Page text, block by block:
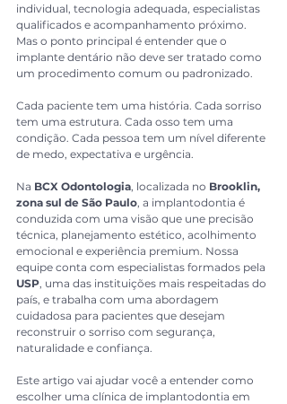
individual, tecnologia adequada, especialistas
qualificados e acompanhamento próximo.
Mas o ponto principal é entender que o
implante dentário não deve ser tratado como
um procedimento comum ou padronizado.
Cada paciente tem uma história. Cada sorriso
tem uma estrutura. Cada osso tem uma
condição. Cada pessoa tem um nível diferente
de medo, expectativa e urgência.
Na BCX Odontologia, localizada no Brooklin,
zona sul de São Paulo, a implantodontia é
conduzida com uma visão que une precisão
técnica, planejamento estético, acolhimento
emocional e experiência premium. Nossa
equipe conta com especialistas formados pela
USP, uma das instituições mais respeitadas do
país, e trabalha com uma abordagem
cuidadosa para pacientes que desejam
reconstruir o sorriso com segurança,
naturalidade e confiança.
Este artigo vai ajudar você a entender como
escolher uma clínica de implantodontia em